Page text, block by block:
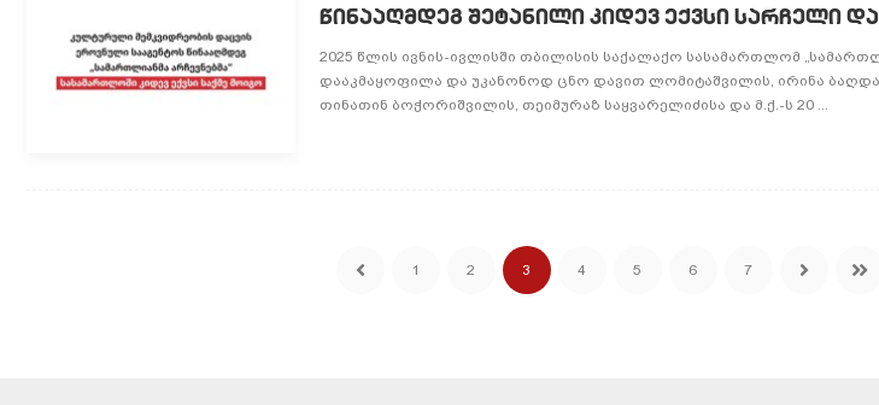
წინააღმდეგ შეტანილი კიდევ ექვსი სარჩელი
2025 წლის ივნის-ივლისში თბილისის საქალაქო სასამართლომ
დააკმაყოფილა და უკანონოდ ცნო დავით ლომიტაშვილის, ირინა
თინათინ ბოჭორიშვილის, თეიმურაზ საყვარელიძისა და მ.ქ.-ს 20 ...
1 2 3 4 5 6 7